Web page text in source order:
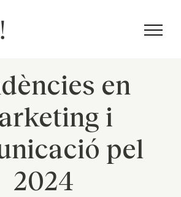
en
i
pel
2024